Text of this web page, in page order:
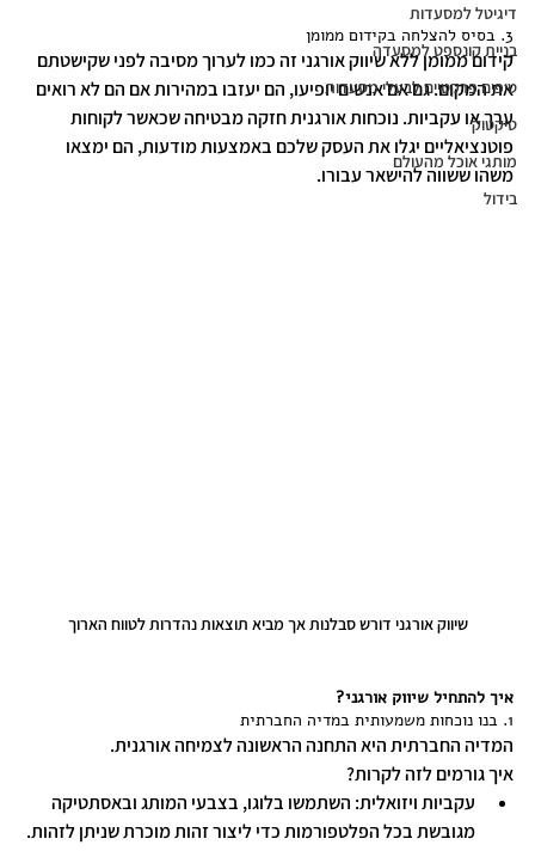
דיגיטל למסעדות
בניית קונספט למסעדה
טיפים פרקטיים לבעלי מסעדות
טיקטוק
מותגי אוכל מהעולם
בידול
3. בסיס להצלחה בקידום ממומן
קידום ממומן ללא שיווק אורגני זה כמו לערוך מסיבה לפני שקישטתם
את המקום. גם אם אנשים יופיעו, הם יעזבו במהירות אם הם לא רואים
ערך או עקביות. נוכחות אורגנית חזקה מבטיחה שכאשר לקוחות
פוטנציאליים יגלו את העסק שלכם באמצעות מודעות, הם ימצאו
משהו ששווה להישאר עבורו.
שיווק אורגני דורש סבלנות אך מביא תוצאות נהדרות לטווח הארוך
איך להתחיל שיווק אורגני?
1. בנו נוכחות משמעותית במדיה החברתית
המדיה החברתית היא התחנה הראשונה לצמיחה אורגנית.
איך גורמים לזה לקרות?
עקביות ויזואלית: השתמשו בלוגו, בצבעי המותג ובאסתטיקה
מגובשת בכל הפלטפורמות כדי ליצור זהות מוכרת שניתן לזהות.